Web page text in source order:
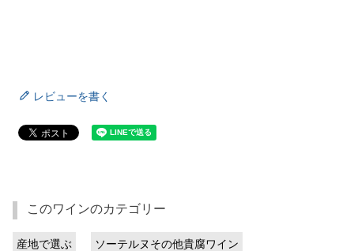
レビューを書く
このワインのカテゴリー
産地で選ぶ ソーテルヌその他貴腐ワイン